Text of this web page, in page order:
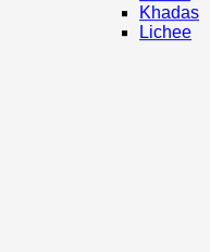
Khadas
Lichee